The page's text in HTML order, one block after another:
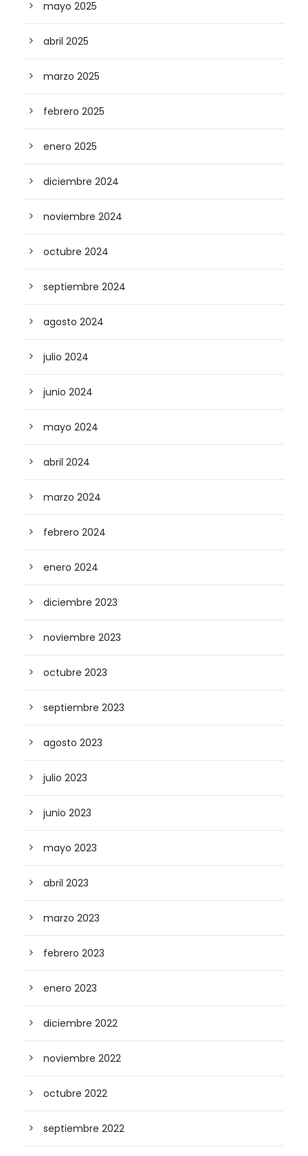
mayo 2025
abril 2025
marzo 2025
febrero 2025
enero 2025
diciembre 2024
noviembre 2024
octubre 2024
septiembre 2024
agosto 2024
julio 2024
junio 2024
mayo 2024
abril 2024
marzo 2024
febrero 2024
enero 2024
diciembre 2023
noviembre 2023
octubre 2023
septiembre 2023
agosto 2023
julio 2023
junio 2023
mayo 2023
abril 2023
marzo 2023
febrero 2023
enero 2023
diciembre 2022
noviembre 2022
octubre 2022
septiembre 2022